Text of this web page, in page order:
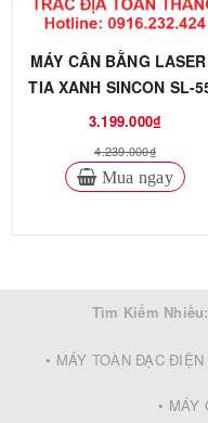
MÁY CÂN BẰNG
TIA XANH SINCON SL-
3.199.000₫
4.239.000₫
Mua ngay
Tìm Kiếm Nhiều:
• MÁY TOÀN ĐẠC
• MÁY